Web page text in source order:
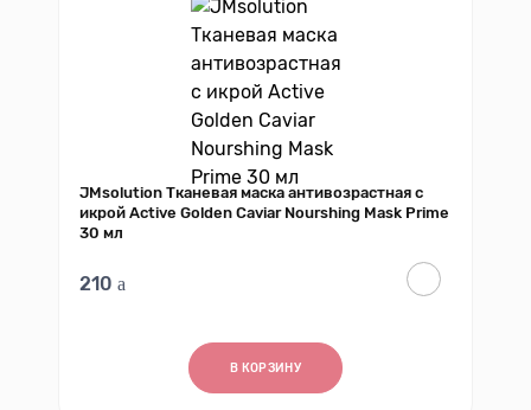
JMsolution Тканевая маска антивозрастная с
икрой Active Golden Caviar Nourshing Mask Prime
30 мл
210
В КОРЗИНУ